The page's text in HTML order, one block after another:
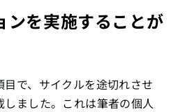
ンを実施することが
で、サイクルを途切れさせ
ました。これは筆者の個人